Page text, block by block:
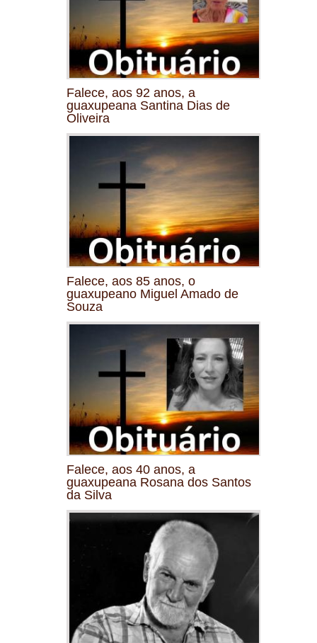
Falece, aos 92 anos, a
guaxupeana Santina Dias de
Oliveira
Falece, aos 85 anos, o
guaxupeano Miguel Amado de
Souza
Falece, aos 40 anos, a
guaxupeana Rosana dos Santos
da Silva